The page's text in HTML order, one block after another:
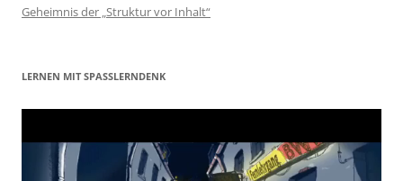
Geheimnis der „Struktur vor Inhalt“
LERNEN MIT SPASSLERNDENK